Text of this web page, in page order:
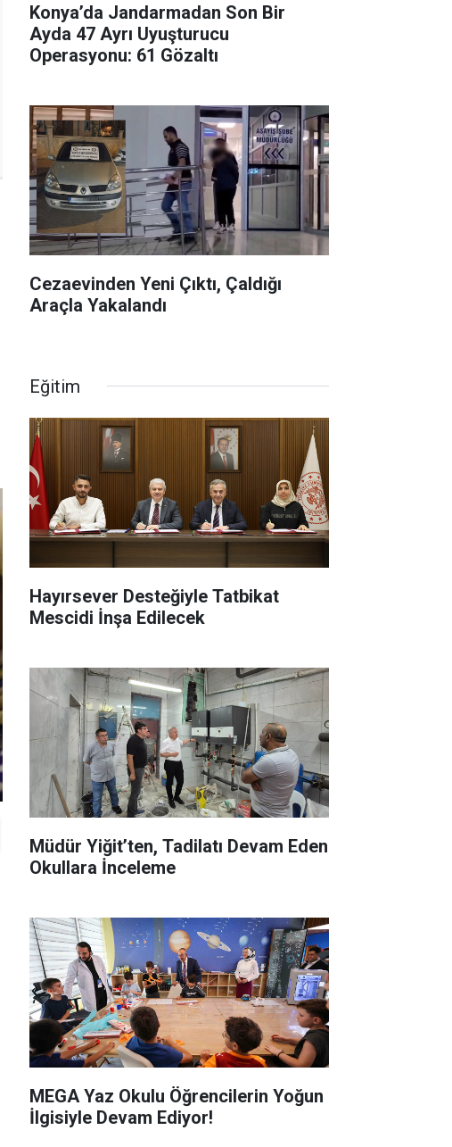
Konya’da Jandarmadan Son Bir
Ayda 47 Ayrı Uyuşturucu
Operasyonu: 61 Gözaltı
Cezaevinden Yeni Çıktı, Çaldığı
Araçla Yakalandı
Eğitim
Hayırsever Desteğiyle Tatbikat
Mescidi İnşa Edilecek
Müdür Yiğit’ten, Tadilatı Devam Eden
Okullara İnceleme
MEGA Yaz Okulu Öğrencilerin Yoğun
İlgisiyle Devam Ediyor!